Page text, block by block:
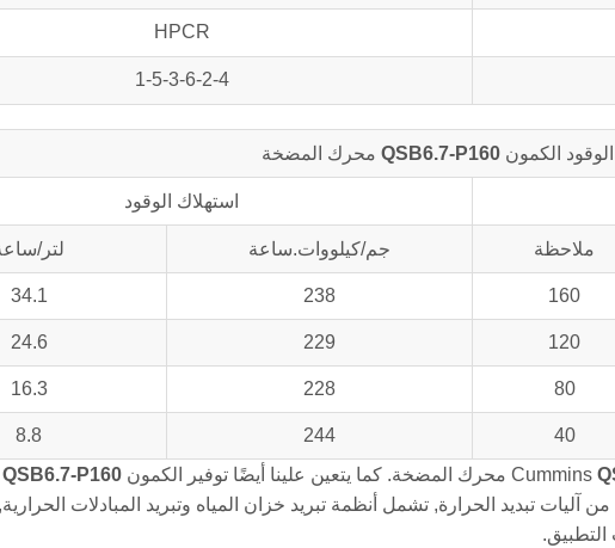
HPCR
1-5-3-6-2-4
الكمون QSB6.7-P160 محرك المضخة
استهلاك الوقود
ملاحظة جم/كيلووات.ساعة لتر/
160
238
34.1
120
229
24.6
80
228
16.3
40
244
8.8
محرك المضخة. كما يتعين علينا أيضًا توفير الكمون QSB6.7-P160
تبديد الحرارة, تشمل أنظمة تبريد خزان المياه وتبريد المبادلات
التطبيق.